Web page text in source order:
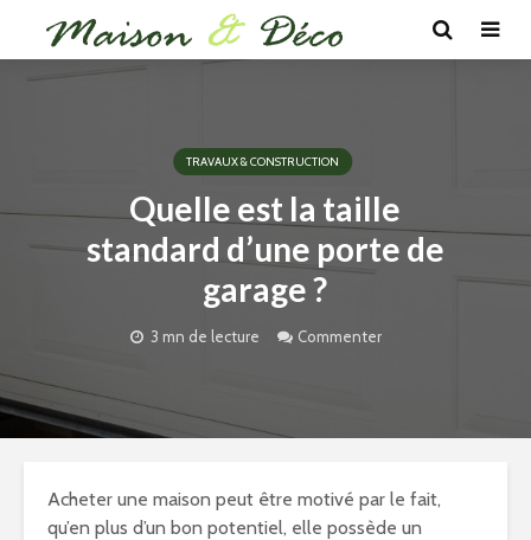
TRAVAUX & CONSTRUCTION
Quelle est la taille
standard d’une porte de
garage ?
3 mn de lecture Commenter
Acheter une maison peut être motivé par le fait,
qu’en plus d’un bon potentiel, elle possède un